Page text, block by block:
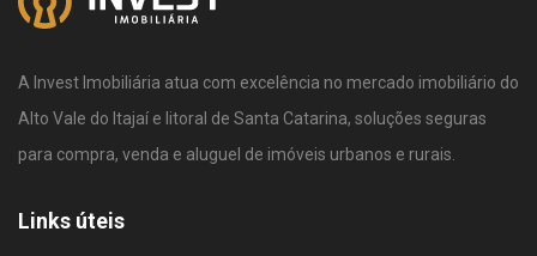
A Invest Imobiliária atua com excelência no mercado imobiliário do
Alto Vale do Itajaí e litoral de Santa Catarina, soluções seguras
para compra, venda e aluguel de imóveis urbanos e rurais.
Links úteis